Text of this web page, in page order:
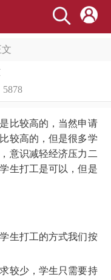
文
比较高的，当然申请
较高的，但是很多学
意识减轻经济压力二
生打工是可以，但是
生打工的方式我们按
较少，学生只需要持